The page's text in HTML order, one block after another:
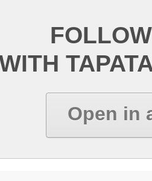
Open in